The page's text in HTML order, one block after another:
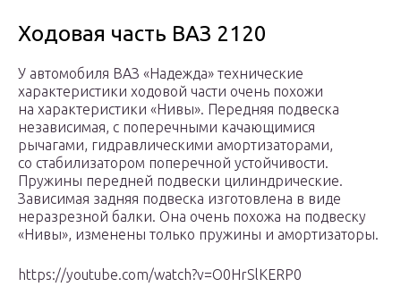
Ходовая часть ВАЗ 2120
У автомобиля ВАЗ «Надежда» технические
характеристики ходовой части очень похожи
на характеристики «Нивы». Передняя подвеска
независимая, с поперечными качающимися
рычагами, гидравлическими амортизаторами,
со стабилизатором поперечной устойчивости.
Пружины передней подвески цилиндрические.
Зависимая задняя подвеска изготовлена в виде
неразрезной балки. Она очень похожа на подвеску
«Нивы», изменены только пружины и амортизаторы.
https://youtube.com/watch?v=O0HrSlKERP0